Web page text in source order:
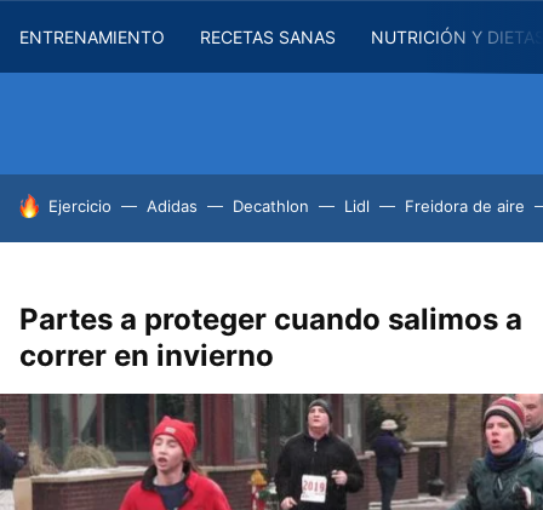
ENTRENAMIENTO RECETAS SANAS NUTRICIÓN Y
HOY SE HABLA DE
Ejercicio Adidas Decathlon Lidl Freidora de aire
Partes a proteger cuando salimos a
correr en invierno